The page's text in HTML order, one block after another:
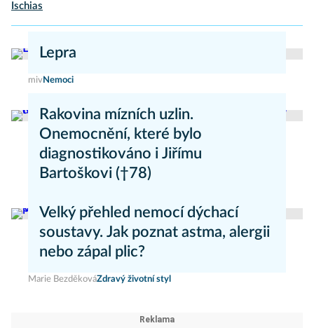
Ischias
Lepra
mivNemoci
Rakovina mízních uzlin.
Onemocnění, které bylo
diagnostikováno i Jiřímu
Bartoškovi (†78)
Velký přehled nemocí dýchací
soustavy. Jak poznat astma, alergii
nebo zápal plic?
Marie BezděkováZdravý životní styl